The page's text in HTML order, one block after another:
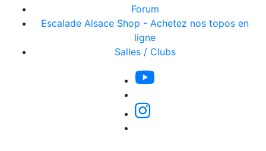
Forum
Escalade Alsace Shop - Achetez nos topos en
ligne
Salles / Clubs